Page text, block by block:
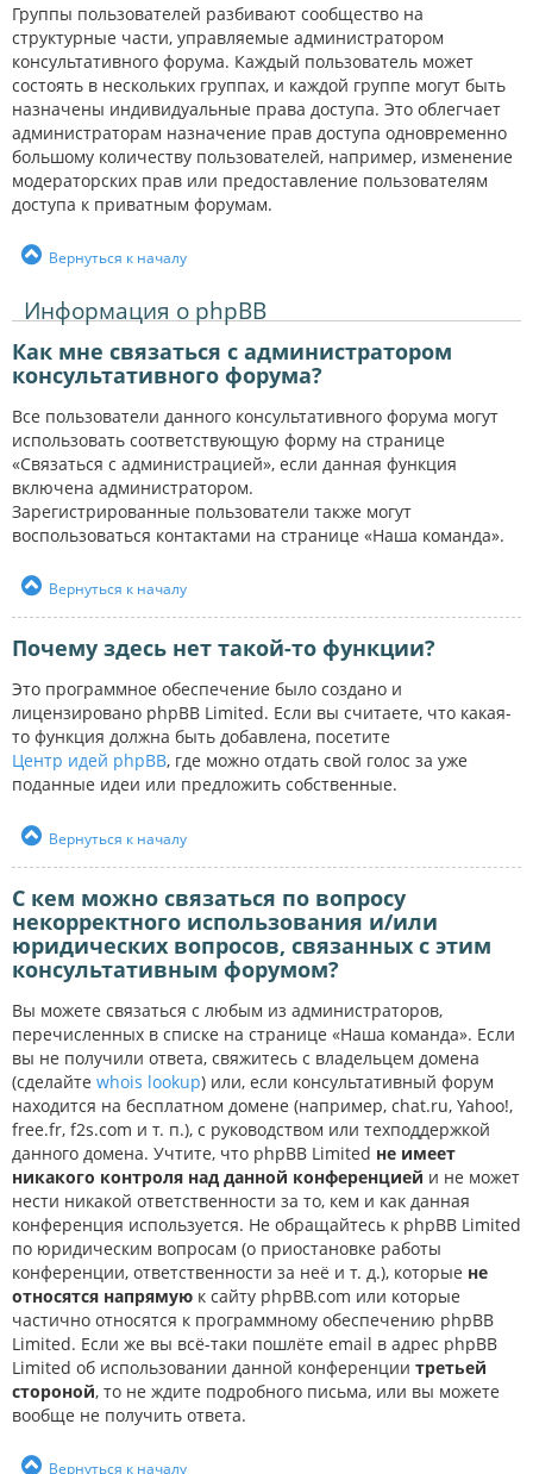
Группы пользователей разбивают сообщество на
структурные части, управляемые администратором
консультативного форума. Каждый пользователь может
состоять в нескольких группах, и каждой группе могут быть
назначены индивидуальные права доступа. Это облегчает
администраторам назначение прав доступа одновременно
большому количеству пользователей, например, изменение
модераторских прав или предоставление пользователям
доступа к приватным форумам.
Вернуться к началу
Информация о phpBB
Как мне связаться с администратором
консультативного форума?
Все пользователи данного консультативного форума могут
использовать соответствующую форму на странице
«Связаться с администрацией», если данная функция
включена администратором.
Зарегистрированные пользователи также могут
воспользоваться контактами на странице «Наша команда».
Вернуться к началу
Почему здесь нет такой-то функции?
Это программное обеспечение было создано и
лицензировано phpBB Limited. Если вы считаете, что какая-
то функция должна быть добавлена, посетите
Центр идей phpBB, где можно отдать свой голос за уже
поданные идеи или предложить собственные.
Вернуться к началу
С кем можно связаться по вопросу
некорректного использования и/или
юридических вопросов, связанных с этим
консультативным форумом?
Вы можете связаться с любым из администраторов,
перечисленных в списке на странице «Наша команда». Если
вы не получили ответа, свяжитесь с владельцем домена
(сделайте whois lookup) или, если консультативный форум
находится на бесплатном домене (например, chat.ru, Yahoo!,
free.fr, f2s.com и т. п.), с руководством или техподдержкой
данного домена. Учтите, что phpBB Limited не имеет
никакого контроля над данной конференцией и не может
нести никакой ответственности за то, кем и как данная
конференция используется. Не обращайтесь к phpBB Limited
по юридическим вопросам (о приостановке работы
конференции, ответственности за неё и т. д.), которые не
относятся напрямую к сайту phpBB.com или которые
частично относятся к программному обеспечению phpBB
Limited. Если же вы всё-таки пошлёте email в адрес phpBB
Limited об использовании данной конференции третьей
стороной, то не ждите подробного письма, или вы можете
вообще не получить ответа.
Вернуться к началу